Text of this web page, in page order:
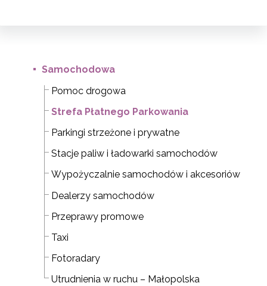
Samochodowa
Pomoc drogowa
Strefa Płatnego Parkowania
Parkingi strzeżone i prywatne
Stacje paliw i ładowarki samochodów
Wypożyczalnie samochodów i akcesoriów
Dealerzy samochodów
Przeprawy promowe
Taxi
Fotoradary
Utrudnienia w ruchu – Małopolska